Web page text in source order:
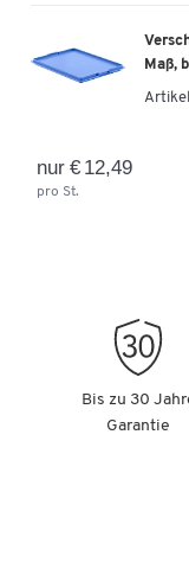
Maß,
nur € 12,49
pro St.
Bis zu 30
Garantie